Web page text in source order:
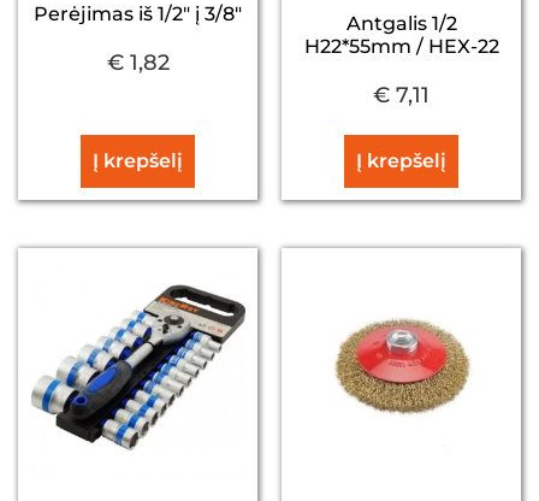
Perėjimas iš 1/2" į 3/8"
€1,82
Į krepšelį
Antgalis 1/2
H22*55mm / HEX-22
€ 7,11
Į krepšelį